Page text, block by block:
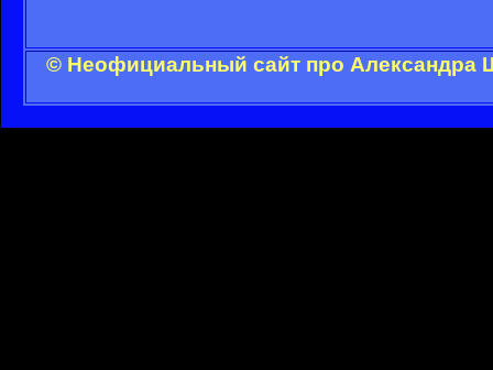
© Неофициальный сайт про Александра